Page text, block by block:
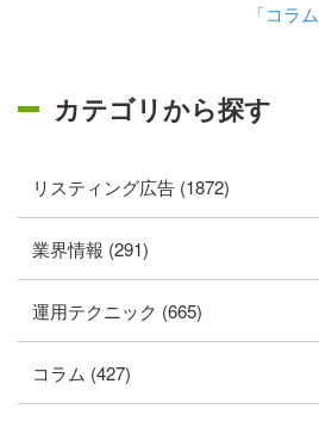
「コラ
カテゴリから探す
リスティング広告 (1872)
業界情報 (291)
運用テクニック (665)
コラム (427)